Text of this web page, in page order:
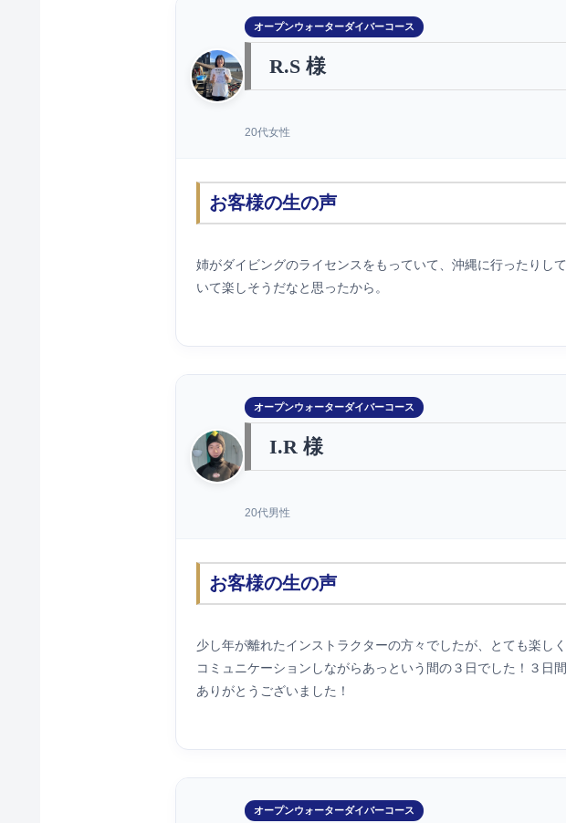
オープンウォーターダイバーコース
R.S 様
20代女性
お客様の生の声
姉がダイビングのライセンスをもっていて、沖縄に行ったりして
いて楽しそうだなと思ったから。
オープンウォーターダイバーコース
I.R 様
20代男性
お客様の生の声
少し年が離れたインストラクターの方々でしたが、とても楽しく
コミュニケーションしながらあっという間の３日でした！３日間
ありがとうございました！
オープンウォーターダイバーコース